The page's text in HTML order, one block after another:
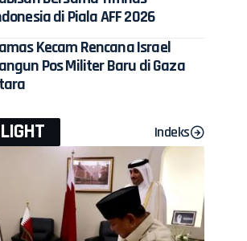
di Piala AFF 2026
Kecam Rencana Israel
Pos Militer Baru di Gaza
Indeks